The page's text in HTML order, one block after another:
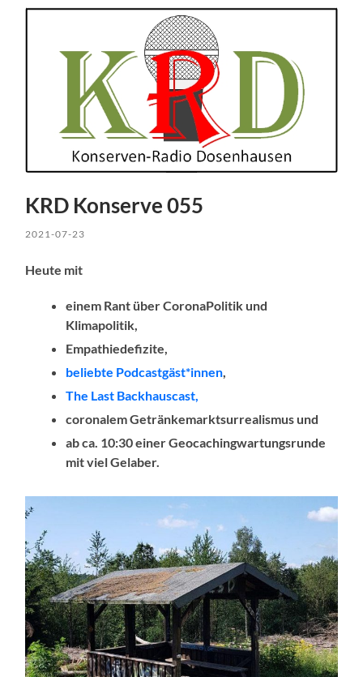
KRD Konserve 055
2021-07-23
Heute mit
einem Rant über CoronaPolitik und
Klimapolitik,
Empathiedefizite,
beliebte Podcastgäst*innen,
The Last Backhauscast,
coronalem Getränkemarktsurrealismus und
ab ca. 10:30 einer Geocachingwartungsrunde
mit viel Gelaber.